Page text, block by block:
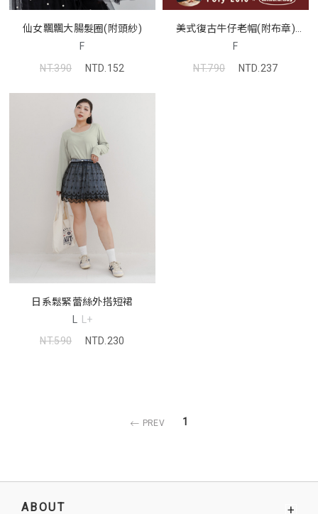
仙女飄飄大腸髮圈(附頭紗)
F
NT.390
NTD.152
美式復古牛仔老帽(附布章)
(MIND.A.DAY聯名)
F
NT.790
NTD.237
日系鬆緊蕾絲外搭短裙
L L+
NT.590
NTD.230
PREV 1
ABOUT